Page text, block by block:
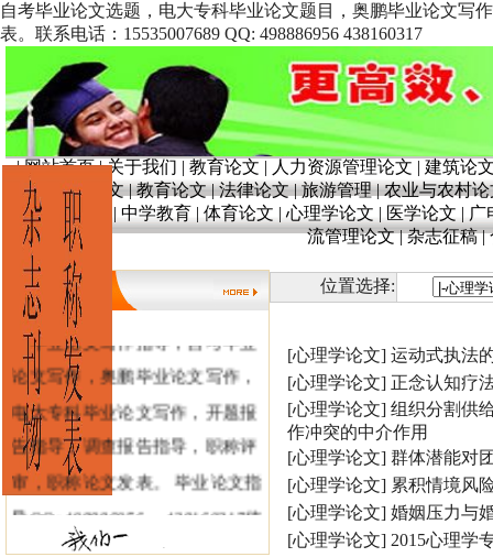
自考毕业论文选题，电大专科毕业论文题目，奥鹏毕业论文写
表。联系电话：15535007689 QQ: 498886956 438160317
|网站首页|关于我们 | 教育论文 | 人力资源管理论文 | 建筑论
文
奥鹏论文|教育论文|法律论文|旅游管理|农业与农村论
育|学前教育 | 中学教育 | 体育论文 | 心理学论文 | 医学论文 | 广
流管理论文|杂志征稿|
毕业论文写作指导，自考毕业
论文写作，奥鹏毕业论文写作，
电大专科毕业论文写作，开题报
告指导，调查报告指导，职称评
审，职称论文发表。 毕业论文指
导QQ: 498886956 ，438160317信
箱：tianshanxiezuo@126.com 职
位置选择:
[心理学论文] 运动式执法
[心理学论文] 正念认知疗
[心理学论文] 组织分割供
作冲突的中介作用
[心理学论文] 群体潜能对
[心理学论文] 累积情境风
[心理学论文] 婚姻压力与
[心理学论文] 2015心理学